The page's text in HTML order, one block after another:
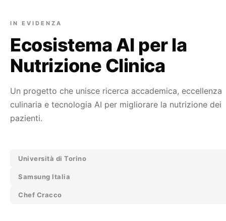
IN EVIDENZA
Ecosistema AI per la
Nutrizione Clinica
Un progetto che unisce ricerca accademica, eccellenza
culinaria e tecnologia AI per migliorare la nutrizione dei
pazienti.
Università di Torino
Samsung Italia
Chef Cracco